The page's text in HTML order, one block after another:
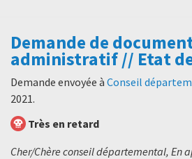
Demande de
administratif // Etat
Demande envoyée à Conseil
2021.
Très en retard
Cher/Chère conseil départemental, En